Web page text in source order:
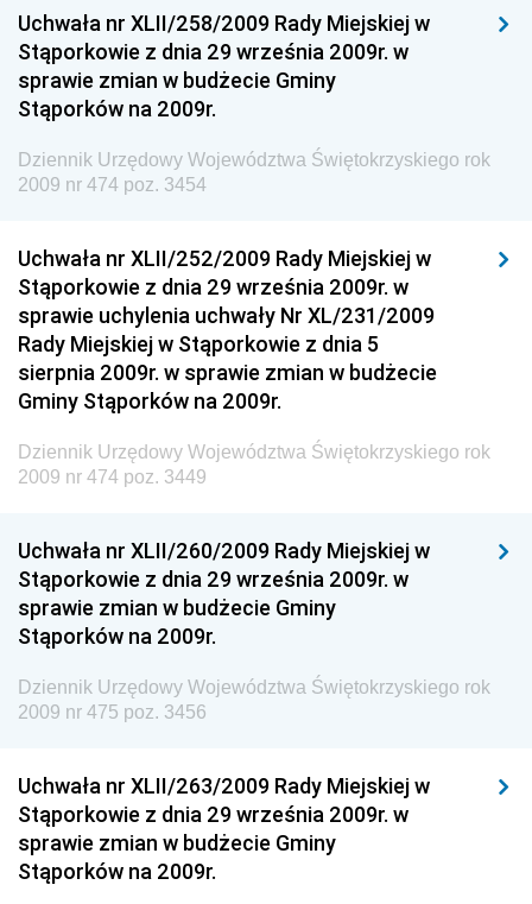
Dziennik Urzędowy Ministra Kultury, Dziedzictwa
Narodowego i Sportu
Dziennik Urzędowy Ministra Rodziny i Polityki
Społecznej
Dziennik Urzędowy Komendy Głównej Straży
Granicznej
Drogowego
Dziennik Urzędowy Narodowego Banku Polskiego
Dziennik Urzędowy Komendy Głównej Policji
Dziennik Urzędowy Ministra Pracy i Polityki
Społecznej
Dziennik Urzędowy Ministra Transportu, Budownictwa
i Gospodarki Morskiej
Dziennik Urzędowy Ministra Spraw Zagranicznych
Dziennik Urzędowy Centralnego Biura
Antykorupcyjnego
Wewnętrznego
Dziennik Urzędowy Urzędu Patentowego
Dziennik Urzędowy Generalnej Dyrekcji Dróg
Krajowych i Autostrad
Dziennik Urzędowy Ministra Środowiska
Uchwała nr XLII/258/2009 Rady Miejskiej w
Stąporkowie z dnia 29 września 2009r. w
sprawie zmian w budżecie Gminy
Stąporków na 2009r.
Dziennik Urzędowy Województwa Świętokrzyskiego rok
2009 nr 474 poz. 3454
Uchwała nr XLII/252/2009 Rady Miejskiej w
Stąporkowie z dnia 29 września 2009r. w
sprawie uchylenia uchwały Nr XL/231/2009
Rady Miejskiej w Stąporkowie z dnia 5
sierpnia 2009r. w sprawie zmian w budżecie
Gminy Stąporków na 2009r.
Dziennik Urzędowy Województwa Świętokrzyskiego rok
2009 nr 474 poz. 3449
Uchwała nr XLII/260/2009 Rady Miejskiej w
Stąporkowie z dnia 29 września 2009r. w
sprawie zmian w budżecie Gminy
Stąporków na 2009r.
Dziennik Urzędowy Województwa Świętokrzyskiego rok
2009 nr 475 poz. 3456
Uchwała nr XLII/263/2009 Rady Miejskiej w
Stąporkowie z dnia 29 września 2009r. w
sprawie zmian w budżecie Gminy
Stąporków na 2009r.